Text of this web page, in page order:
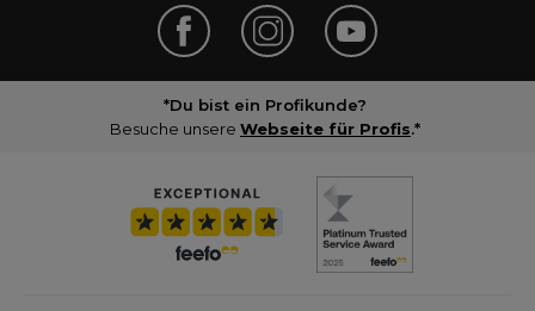
*Du bist ein Profikunde?
Besuche unsere Webseite für Profis.*